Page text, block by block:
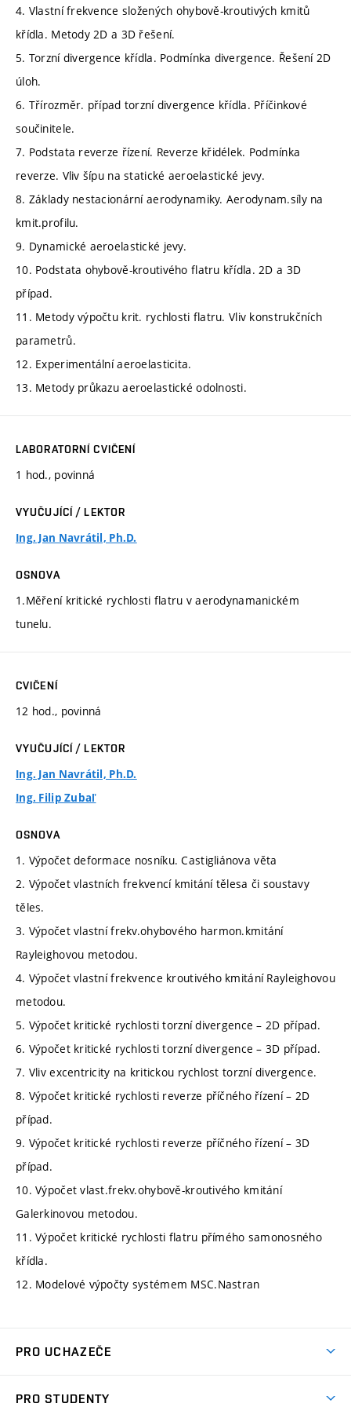
4. Vlastní frekvence složených ohybově-kroutivých kmitů
křídla. Metody 2D a 3D řešení.
5. Torzní divergence křídla. Podmínka divergence. Řešení 2D
úloh.
6. Třírozměr. případ torzní divergence křídla. Příčinkové
součinitele.
7. Podstata reverze řízení. Reverze křidélek. Podmínka
reverze. Vliv šípu na statické aeroelastické jevy.
8. Základy nestacionární aerodynamiky. Aerodynam.síly na
kmit.profilu.
9. Dynamické aeroelastické jevy.
10. Podstata ohybově-kroutivého flatru křídla. 2D a 3D
případ.
11. Metody výpočtu krit. rychlosti flatru. Vliv konstrukčních
parametrů.
12. Experimentální aeroelasticita.
13. Metody průkazu aeroelastické odolnosti.
LABORATORNÍ CVIČENÍ
1 hod., povinná
VYUČUJÍCÍ / LEKTOR
Ing. Jan Navrátil, Ph.D.
OSNOVA
1.Měření kritické rychlosti flatru v aerodynamanickém
tunelu.
CVIČENÍ
12 hod., povinná
VYUČUJÍCÍ / LEKTOR
Ing. Jan Navrátil, Ph.D.
Ing. Filip Zubaľ
OSNOVA
1. Výpočet deformace nosníku. Castigliánova věta
2. Výpočet vlastních frekvencí kmitání tělesa či soustavy
těles.
3. Výpočet vlastní frekv.ohybového harmon.kmitání
Rayleighovou metodou.
4. Výpočet vlastní frekvence kroutivého kmitání Rayleighovou
metodou.
5. Výpočet kritické rychlosti torzní divergence – 2D případ.
6. Výpočet kritické rychlosti torzní divergence – 3D případ.
7. Vliv excentricity na kritickou rychlost torzní divergence.
8. Výpočet kritické rychlosti reverze příčného řízení – 2D
případ.
9. Výpočet kritické rychlosti reverze příčného řízení – 3D
případ.
10. Výpočet vlast.frekv.ohybově-kroutivého kmitání
Galerkinovou metodou.
11. Výpočet kritické rychlosti flatru přímého samonosného
křídla.
12. Modelové výpočty systémem MSC.Nastran
PRO UCHAZEČE
PRO STUDENTY